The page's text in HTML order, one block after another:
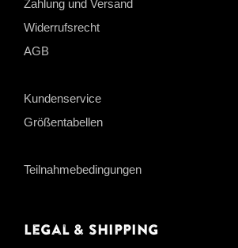
Zahlung und Versand
Widerrufsrecht
AGB
Kundenservice
Größentabellen
Teilnahmebedingungen
Legal & Shipping